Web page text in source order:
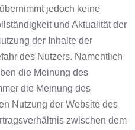
jedoch keine
und Aktualität der
der Inhalte der
des Nutzers. Namentlich
die Meinung des
die Meinung des
Nutzung der Website des
zwischen dem